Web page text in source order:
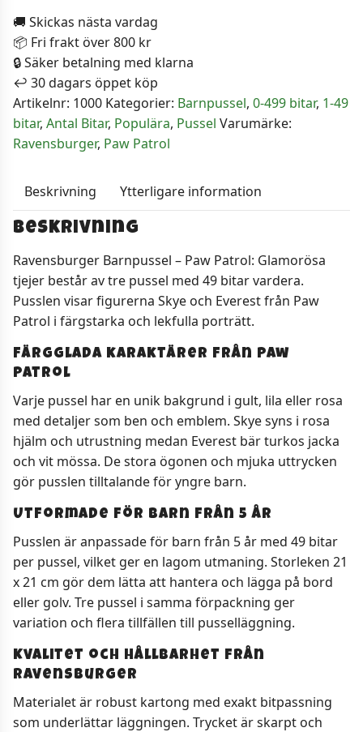
🚚 Skickas nästa vardag
📦 Fri frakt över 800 kr
🔒 Säker betalning med klarna
↩️ 30 dagars öppet köp
Artikelnr: 1000 Kategorier: Barnpussel, 0-499 bitar, 1-49
bitar, Antal Bitar, Populära, Pussel Varumärke:
Ravensburger, Paw Patrol
Beskrivning Ytterligare information
Beskrivning
Ravensburger Barnpussel – Paw Patrol: Glamorösa
tjejer består av tre pussel med 49 bitar vardera.
Pusslen visar figurerna Skye och Everest från Paw
Patrol i färgstarka och lekfulla porträtt.
Färgglada karaktärer från Paw
Patrol
Varje pussel har en unik bakgrund i gult, lila eller rosa
med detaljer som ben och emblem. Skye syns i rosa
hjälm och utrustning medan Everest bär turkos jacka
och vit mössa. De stora ögonen och mjuka uttrycken
gör pusslen tilltalande för yngre barn.
Utformade för barn från 5 år
Pusslen är anpassade för barn från 5 år med 49 bitar
per pussel, vilket ger en lagom utmaning. Storleken 21
x 21 cm gör dem lätta att hantera och lägga på bord
eller golv. Tre pussel i samma förpackning ger
variation och flera tillfällen till pusselläggning.
Kvalitet och hållbarhet från
Ravensburger
Materialet är robust kartong med exakt bitpassning
som underlättar läggningen. Trycket är skarpt och